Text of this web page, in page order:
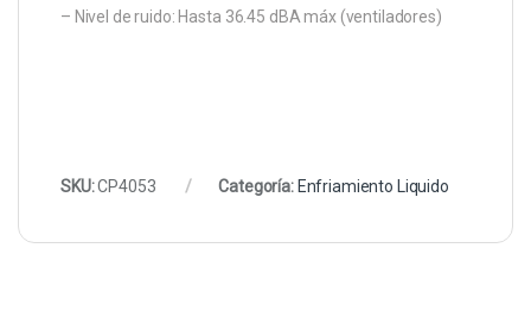
– Nivel de ruido: Hasta 36.45 dBA máx (ventiladores)
SKU:CP4053 Categoría: Enfriamiento Liquido